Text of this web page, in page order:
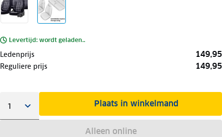
Levertijd: wordt geladen..
Ledenprijs 149,95
Reguliere prijs 149,95
Plaats in winkelmand
Alleen online